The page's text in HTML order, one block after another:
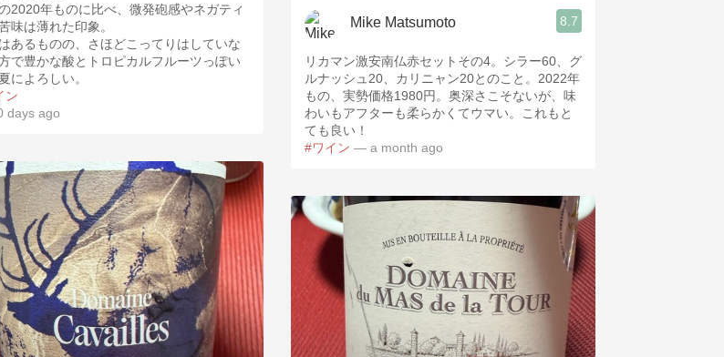
2020年ものに比べ、微発砲感やネガティ
味は薄れた印象。
あるものの、さほどこってりはしていな
で豊かな酸とトロピカルフルーツっぽい
によろしい。
ン
days ago
Mike Matsumoto 8.7
リカマン激安南仏赤セットその4。シラー60、グ
ルナッシュ20、カリニャン20とのこと。2022年
もの、実勢価格1980円。奥深さこそないが、味
わいもアフターも柔らかくてウマい。これもと
ても良い！
#ワイン — a month ago